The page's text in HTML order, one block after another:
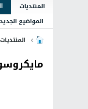
المنتديات
المواضيع
المنتديات